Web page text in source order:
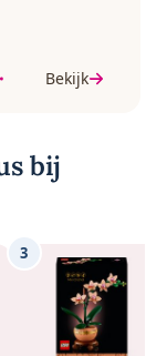
Bekijk
bij
3